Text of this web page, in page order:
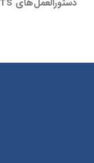
دستورالعمل‌های BTS